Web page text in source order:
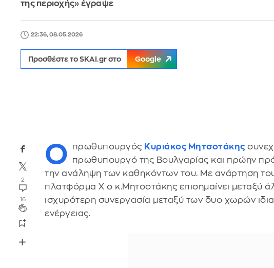
της περιοχής» έγραψε
22:36, 08.05.2026
Προσθέστε το SKAI.gr στο Google
2
16
Ο πρωθυπουργός Κυριάκος Μητσοτάκης
πρωθυπουργό της Βουλγαρίας και πρώην
την ανάληψη των καθηκόντων του. Με ανάρτηση
πλατφόρμα Χ ο κ.Μητσοτάκης επισημαίνει μεταξύ
ισχυρότερη συνεργασία μεταξύ των δυο χωρών
ενέργειας.